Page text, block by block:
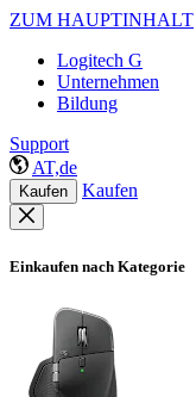
ZUM HAUPTINHALT
Logitech G
Unternehmen
Bildung
Support
AT,de
Kaufen Kaufen
Einkaufen nach Kategorie